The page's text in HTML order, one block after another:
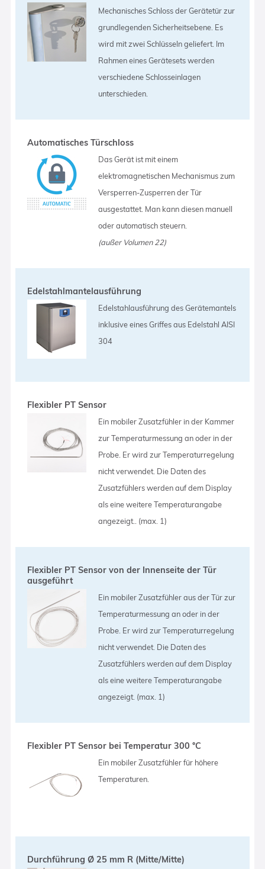
Mechanisches Schloss der Gerätetür zur
grundlegenden Sicherheitsebene. Es
wird mit zwei Schlüsseln geliefert. Im
Rahmen eines Gerätesets werden
verschiedene Schlosseinlagen
unterschieden.
Automatisches Türschloss
Das Gerät ist mit einem
elektromagnetischen Mechanismus zum
Versperren-Zusperren der Tür
ausgestattet. Man kann diesen manuell
oder automatisch steuern.
(außer Volumen 22)
Edelstahlmantelausführung
Edelstahlausführung des Gerätemantels
inklusive eines Griffes aus Edelstahl AISI
304
Flexibler PT Sensor
Ein mobiler Zusatzfühler in der Kammer
zur Temperaturmessung an oder in der
Probe. Er wird zur Temperaturregelung
nicht verwendet. Die Daten des
Zusatzfühlers werden auf dem Display
als eine weitere Temperaturangabe
angezeigt.. (max. 1)
Flexibler PT Sensor von der Innenseite der Tür
ausgeführt
Ein mobiler Zusatzfühler aus der Tür zur
Temperaturmessung an oder in der
Probe. Er wird zur Temperaturregelung
nicht verwendet. Die Daten des
Zusatzfühlers werden auf dem Display
als eine weitere Temperaturangabe
angezeigt. (max. 1)
Flexibler PT Sensor bei Temperatur 300 °C
Ein mobiler Zusatzfühler für höhere
Temperaturen.
Durchführung Ø 25 mm R (Mitte/Mitte)